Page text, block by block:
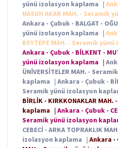
yünü izolasyon kaplama |
NASUH AKAR MAH. - Seramik
Ankara - Çubuk - BALGAT -
yünü izolasyon kaplama |
BEYTEPE MAH. - Seramik
Ankara - Çubuk - BİLKENT -
yünü izolasyon kaplama |
ÜNİVERSİTELER MAH. -
kaplama | Ankara - Çubuk -
Seramik yünü izolasyon
BİRLİK - KIRKKONAKLAR
kaplama | Ankara - Çubuk -
Seramik yünü izolasyon
CEBECİ - ARKA TOPRAKLIK
izolasyon kaplama | Ankara -